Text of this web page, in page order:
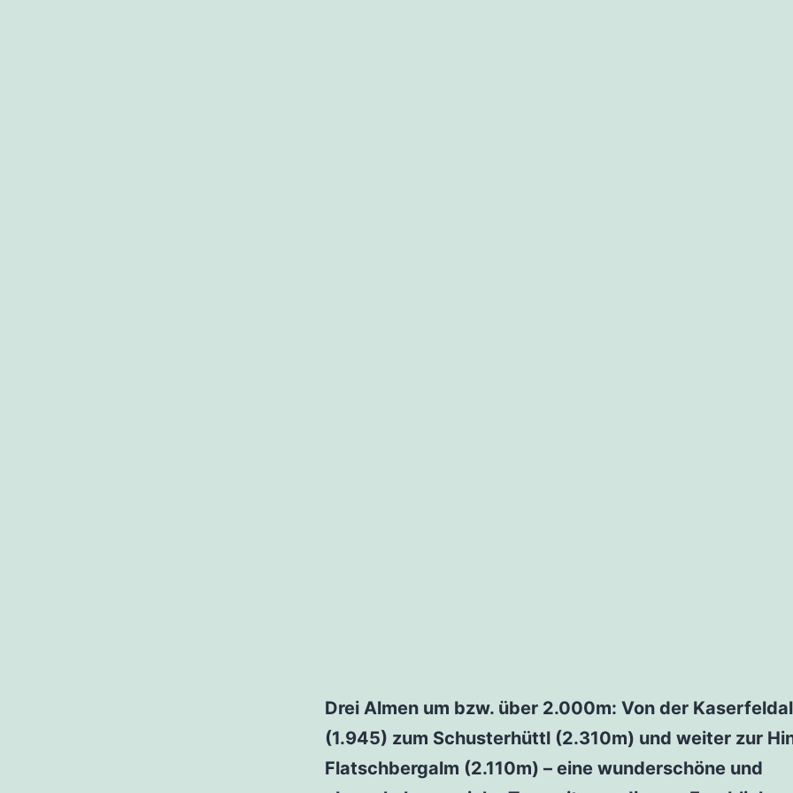
Drei Almen um bzw. über 2.000m: Von der
(1.945) zum Schusterhüttl (2.310m) und weiter zur
Flatschbergalm (2.110m) – eine wunderschöne und